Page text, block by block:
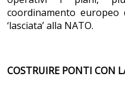
coordinamento
‘lasciata’ alla NATO.
COSTRUIRE PONTI CON